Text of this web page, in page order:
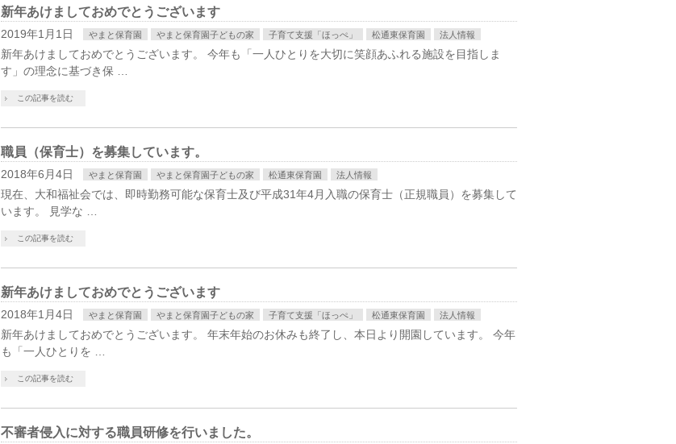
新年あけましておめでとうございます
2019年1月1日 やまと保育園 やまと保育園子どもの家 子育て支援「ほっぺ」 松通東保育園 法人情報
新年あけましておめでとうございます。 今年も「一人ひとりを大切に笑顔あふれる施設を目指しま
す」の理念に基づき保 …
この記事を読む
職員（保育士）を募集しています。
2018年6月4日 やまと保育園 やまと保育園子どもの家 松通東保育園 法人情報
現在、大和福祉会では、即時勤務可能な保育士及び平成31年4月入職の保育士（正規職員）を募集して
います。 見学な …
この記事を読む
新年あけましておめでとうございます
2018年1月4日 やまと保育園 やまと保育園子どもの家 子育て支援「ほっぺ」 松通東保育園 法人情報
新年あけましておめでとうございます。 年末年始のお休みも終了し、本日より開園しています。 今年
も「一人ひとりを …
この記事を読む
不審者侵入に対する職員研修を行いました。